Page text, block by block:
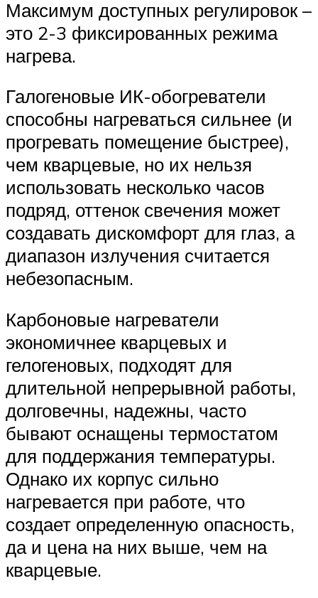
Максимум доступных регулировок –
это 2-3 фиксированных режима
нагрева.
Галогеновые ИК-обогреватели
способны нагреваться сильнее (и
прогревать помещение быстрее),
чем кварцевые, но их нельзя
использовать несколько часов
подряд, оттенок свечения может
создавать дискомфорт для глаз, а
диапазон излучения считается
небезопасным.
Карбоновые нагреватели
экономичнее кварцевых и
гелогеновых, подходят для
длительной непрерывной работы,
долговечны, надежны, часто
бывают оснащены термостатом
для поддержания температуры.
Однако их корпус сильно
нагревается при работе, что
создает определенную опасность,
да и цена на них выше, чем на
кварцевые.